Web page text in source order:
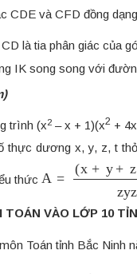
CDE và CFD đồng
CD là tia phân giác của
IK song song với
trình (x2 – x + 1)(x2 +
thực dương x, y, z, t
thức A +y +z )( x+ y
VÀO LỚP 10